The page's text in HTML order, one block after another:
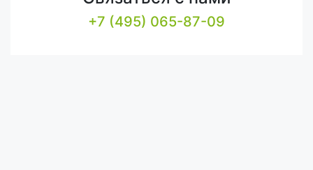
+7 (495) 065-87-09